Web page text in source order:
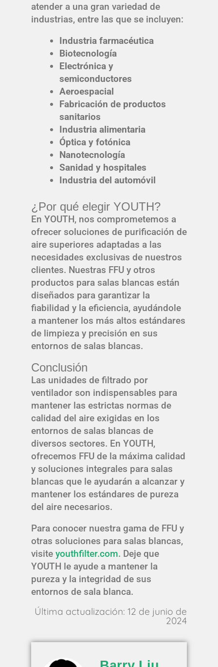
atender a una gran variedad de
industrias, entre las que se incluyen:
Industria farmacéutica
Biotecnología
Electrónica y
semiconductores
Aeroespacial
Fabricación de productos
sanitarios
Industria alimentaria
Óptica y fotónica
Nanotecnología
Sanidad y hospitales
Industria del automóvil
¿Por qué elegir YOUTH?
En YOUTH, nos comprometemos a
ofrecer soluciones de purificación de
aire superiores adaptadas a las
necesidades exclusivas de nuestros
clientes. Nuestras FFU y otros
productos para salas blancas están
diseñados para garantizar la
fiabilidad y la eficiencia, ayudándole
a mantener los más altos estándares
de limpieza y precisión en sus
entornos de salas blancas.
Conclusión
Las unidades de filtrado por
ventilador son indispensables para
mantener las estrictas normas de
calidad del aire exigidas en los
entornos de salas blancas de
diversos sectores. En YOUTH,
ofrecemos FFU de la máxima calidad
y soluciones integrales para salas
blancas que le ayudarán a alcanzar y
mantener los estándares de pureza
del aire necesarios.
Para conocer nuestra gama de FFU y
otras soluciones para salas blancas,
visite youthfilter.com. Deje que
YOUTH le ayude a mantener la
pureza y la integridad de sus
entornos de sala blanca.
Última actualización: 12 de junio de
2024